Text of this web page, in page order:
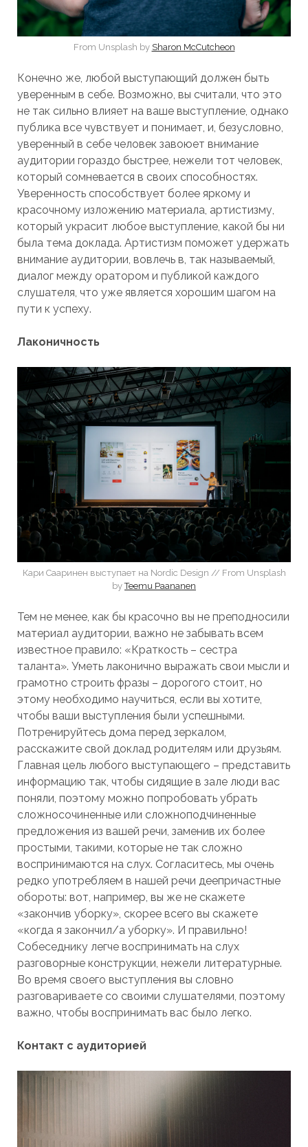
From Unsplash by Sharon McCutcheon
Конечно же, любой выступающий должен быть
уверенным в себе. Возможно, вы считали, что это
не так сильно влияет на ваше выступление, однако
публика все чувствует и понимает, и, безусловно,
уверенный в себе человек завоюет внимание
аудитории гораздо быстрее, нежели тот человек,
который сомневается в своих способностях.
Уверенность способствует более яркому и
красочному изложению материала, артистизму,
который украсит любое выступление, какой бы ни
была тема доклада. Артистизм поможет удержать
внимание аудитории, вовлечь в, так называемый,
диалог между оратором и публикой каждого
слушателя, что уже является хорошим шагом на
пути к успеху.
Лаконичность
Кари Сааринен выступает на Nordic Design // From Unsplash
byTeemu Paananen
Тем не менее, как бы красочно вы не преподносили
материал аудитории, важно не забывать всем
известное правило: «Краткость – сестра
таланта». Уметь лаконично выражать свои мысли и
грамотно строить фразы – дорогого стоит, но
этому необходимо научиться, если вы хотите,
чтобы ваши выступления были успешными.
Потренируйтесь дома перед зеркалом,
расскажите свой доклад родителям или друзьям.
Главная цель любого выступающего – представить
информацию так, чтобы сидящие в зале люди вас
поняли, поэтому можно попробовать убрать
сложносочиненные или сложноподчиненные
предложения из вашей речи, заменив их более
простыми, такими, которые не так сложно
воспринимаются на слух. Согласитесь, мы очень
редко употребляем в нашей речи деепричастные
обороты: вот, например, вы же не скажете
«закончив уборку», скорее всего вы скажете
«когда я закончил/а уборку». И правильно!
Собеседнику легче воспринимать на слух
разговорные конструкции, нежели литературные.
Во время своего выступления вы словно
разговариваете со своими слушателями, поэтому
важно, чтобы воспринимать вас было легко.
Контакт с аудиторией